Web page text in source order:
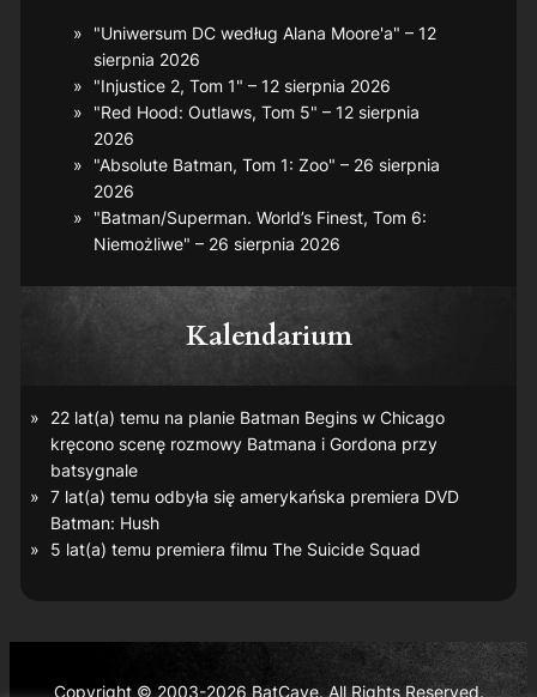
"Uniwersum DC według Alana Moore'a" – 12
sierpnia 2026
"Injustice 2, Tom 1" – 12 sierpnia 2026
"Red Hood: Outlaws, Tom 5" – 12 sierpnia
2026
"Absolute Batman, Tom 1: Zoo" – 26 sierpnia
2026
"Batman/Superman. World’s Finest, Tom 6:
Niemożliwe" – 26 sierpnia 2026
Kalendarium
22 lat(a) temu na planie Batman Beginsw Chicago
kręcono scenę rozmowy Batmana i Gordona przy
batsygnale
7 lat(a) temu odbyła się amerykańska premiera DVD
Batman: Hush
5 lat(a) temu premiera filmu The Suicide Squad
Copyright © 2003-2026 BatCave. All Rights Reserved.